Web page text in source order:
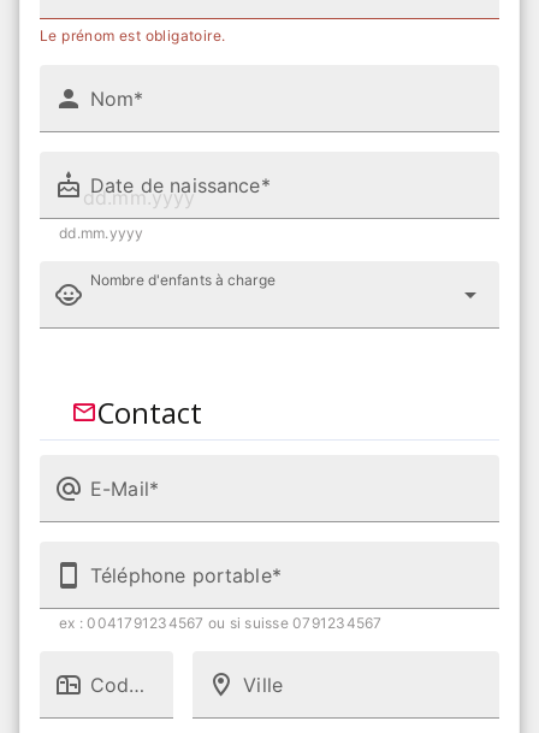
Le prénom est obligatoire.
Nom*
Date de naissance*
dd.mm.yyyy
Nombre d'enfants à charge
Contact
E-Mail*
Téléphone portable*
ex : 0041791234567 ou si suisse 0791234567
Code postal Ville